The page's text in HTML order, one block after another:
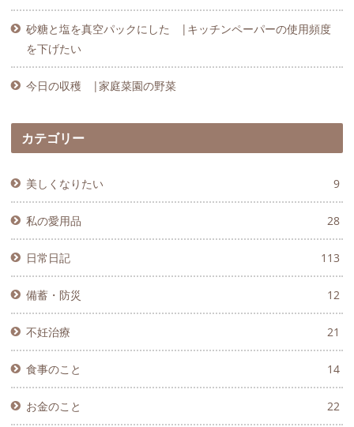
砂糖と塩を真空パックにした |キッチンペーパーの使用頻度
を下げたい
今日の収穫 |家庭菜園の野菜
カテゴリー
美しくなりたい 9
私の愛用品 28
日常日記 113
備蓄・防災 12
不妊治療 21
食事のこと 14
お金のこと 22